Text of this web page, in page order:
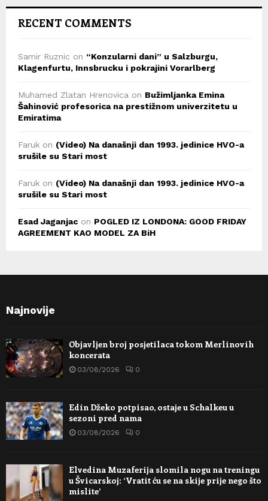
RECENT COMMENTS
Samir Ruznic on “Konzularni dani” u Salzburgu,
Klagenfurtu, Innsbrucku i pokrajini Vorarlberg
Muhamed Zlatan Hrenovica on Bužimljanka Emina
Šahinović profesorica na prestižnom univerzitetu u
Emiratima
Faruk on (Video) Na današnji dan 1993. jedinice HVO-a
srušile su Stari most
Faruk on (Video) Na današnji dan 1993. jedinice HVO-a
srušile su Stari most
Esad Jaganjac on POGLED IZ LONDONA: GOOD FRIDAY
AGREEMENT KAO MODEL ZA BiH
Najnovije
Objavljen broj posjetilaca tokom Merlinovih
koncerata
03/08/2026 0
Edin Džeko potpisao, ostaje u Schalkeu u
sezoni pred nama
03/08/2026 0
Elvedina Muzaferija slomila nogu na treningu
u Švicarskoj: ‘Vratit ću se na skije prije nego što
mislite’